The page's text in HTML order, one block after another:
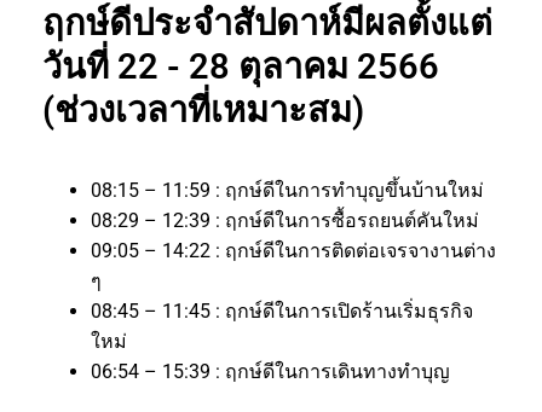
ฤกษ์ดีประจำสัปดาห์มีผลตั้งแต่
วันที่ 22 - 28 ตุลาคม 2566
(ช่วงเวลาที่เหมาะสม)
08:15 – 11:59 : ฤกษ์ดีในการทำบุญขึ้นบ้านใหม่
08:29 – 12:39 : ฤกษ์ดีในการซื้อรถยนต์คันใหม่
09:05 – 14:22 : ฤกษ์ดีในการติดต่อเจรจางานต่าง
ๆ
08:45 – 11:45 : ฤกษ์ดีในการเปิดร้านเริ่มธุรกิจ
ใหม่
06:54 – 15:39 : ฤกษ์ดีในการเดินทางทำบุญ